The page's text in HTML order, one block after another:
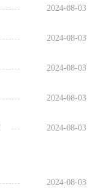
2024-08-03
2024-08-03
2024-08-03
2024-08-03
2024-08-03
2024-08-03